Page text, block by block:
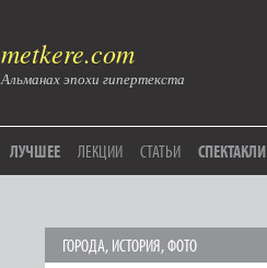
metkere.com
Альманах эпохи гипертекста
ЛУЧШЕЕ ЛЕКЦИИ СТАТЬИ СПЕКТАКЛИ
ГОРОДА, ИСТОРИЯ,ФОТО